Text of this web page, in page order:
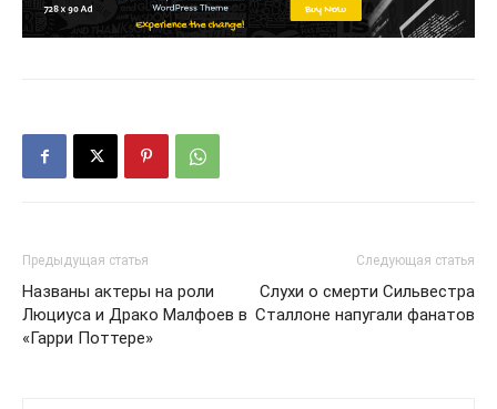
Предыдущая статья
Названы актеры на роли
Люциуса и Драко Малфоев в
«Гарри Поттере»
Следующая статья
Слухи о смерти Сильвестра
Сталлоне напугали фанатов